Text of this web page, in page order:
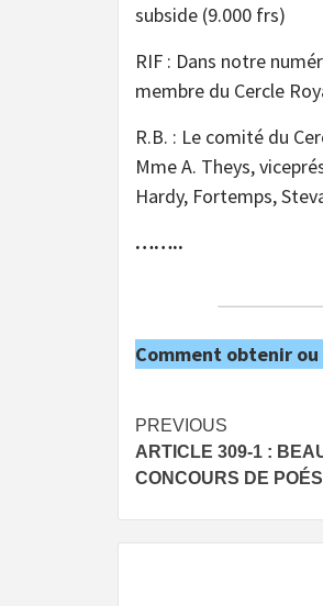
subside (9.000 frs)
RIF : Dans notre
membre du Cercle
R.B. : Le comité du
Mme A. Theys,
Hardy, Fortemps,
……..
Comment obtenir
Post
navigation
PREVIOUS
ARTICLE 309-1 :
CONCOURS DE